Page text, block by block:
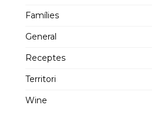
Famílies
General
Receptes
Territori
Wine